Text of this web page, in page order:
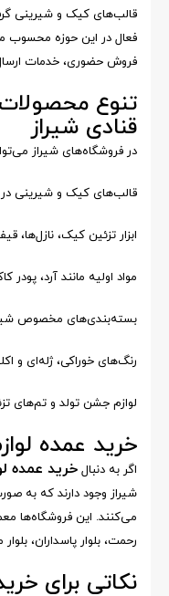
قالب‌های کیک و شیرینی
فعال در این حوزه محسوب
فروش حضوری، خدمات ارسال
تنوع محصولات
قنادی شیراز
در فروشگاه‌های شیراز
قالب‌های کیک و شیرینی
ابزار تزئین کیک، نازل‌ها،
مواد اولیه مانند آرد، پودر
بسته‌بندی‌های مخصوص
رنگ‌های خوراکی، ژله‌ای و
لوازم جشن تولد و تم‌های
خرید عمده
اگر به دنبال خرید عمده
شیراز وجود دارند که به
می‌کنند. این فروشگاه‌ها
رحمت، بلوار پاسداران،
نکاتی برای